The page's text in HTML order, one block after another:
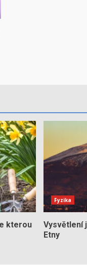
kterou
Fyzika
Vysvětlení
Etny